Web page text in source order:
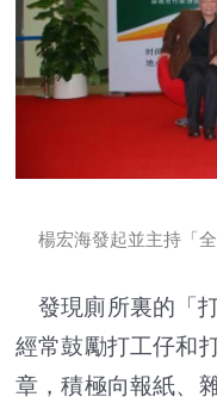
楊宏海發起並主持「
發現廁所裏的「
經常鼓勵打工仔和
章，積極向報紙、